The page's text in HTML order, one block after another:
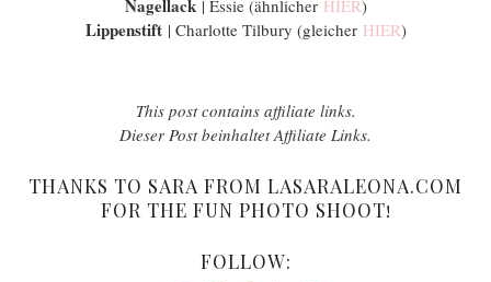
Nagellack | Essie (ähnlicher HIER)
Lippenstift | Charlotte Tilbury (gleicher HIER)
This post contains affiliate links.
Dieser Post beinhaltet Affiliate Links.
THANKS TO SARA FROM LASARALEONA.COM
FOR THE FUN PHOTO SHOOT!
FOLLOW: